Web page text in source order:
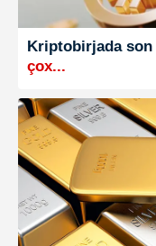
Kriptobirjada son
çox...